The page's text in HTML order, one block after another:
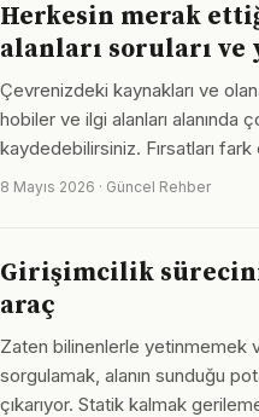
Herkesin merak
alanları soruları ve
Çevrenizdeki kaynakları ve
hobiler ve ilgi alanları alanında
kaydedebilirsiniz. Fırsatları
8 Mayıs 2026 · Güncel Rehber
Girişimcilik
araç
Zaten bilinenlerle yetinmemek
sorgulamak, alanın sunduğu
çıkarıyor. Statik kalmak